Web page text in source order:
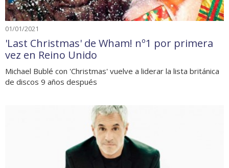
01/01/2021
'Last Christmas' de Wham! nº1 por primera
vez en Reino Unido
Michael Bublé con 'Christmas' vuelve a liderar la lista británica
de discos 9 años después